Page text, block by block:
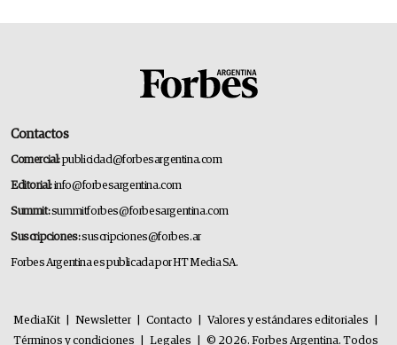
Contactos
Comercial:publicidad@forbesargentina.com
Editorial:info@forbesargentina.com
Summit:summitforbes@forbesargentina.com
Suscripciones:suscripciones@forbes.ar
Forbes Argentina es publicada por HT Media SA.
MediaKit Newsletter Contacto Valores y estándares editoriales
Términos y condiciones
Legales © 2026. Forbes Argentina. Todos